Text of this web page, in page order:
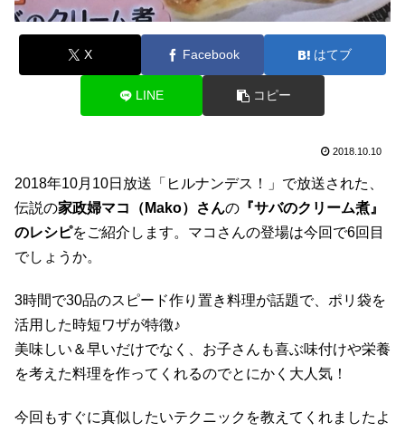
X Facebook はてブ
LINE コピー
2018.10.10
2018年10月10日放送「ヒルナンデス！」で放送された、
伝説の家政婦マコ（Mako）さんの 『サバのクリーム煮』
のレシピをご紹介します。マコさんの登場は今回で6回目
でしょうか。
3時間で30品のスピード作り置き料理が話題で、ポリ袋を
活用した時短ワザが特徴♪
美味しい＆早いだけでなく、お子さんも喜ぶ味付けや栄養
を考えた料理を作ってくれるのでとにかく大人気！
今回もすぐに真似したいテクニックを教えてくれましたよ